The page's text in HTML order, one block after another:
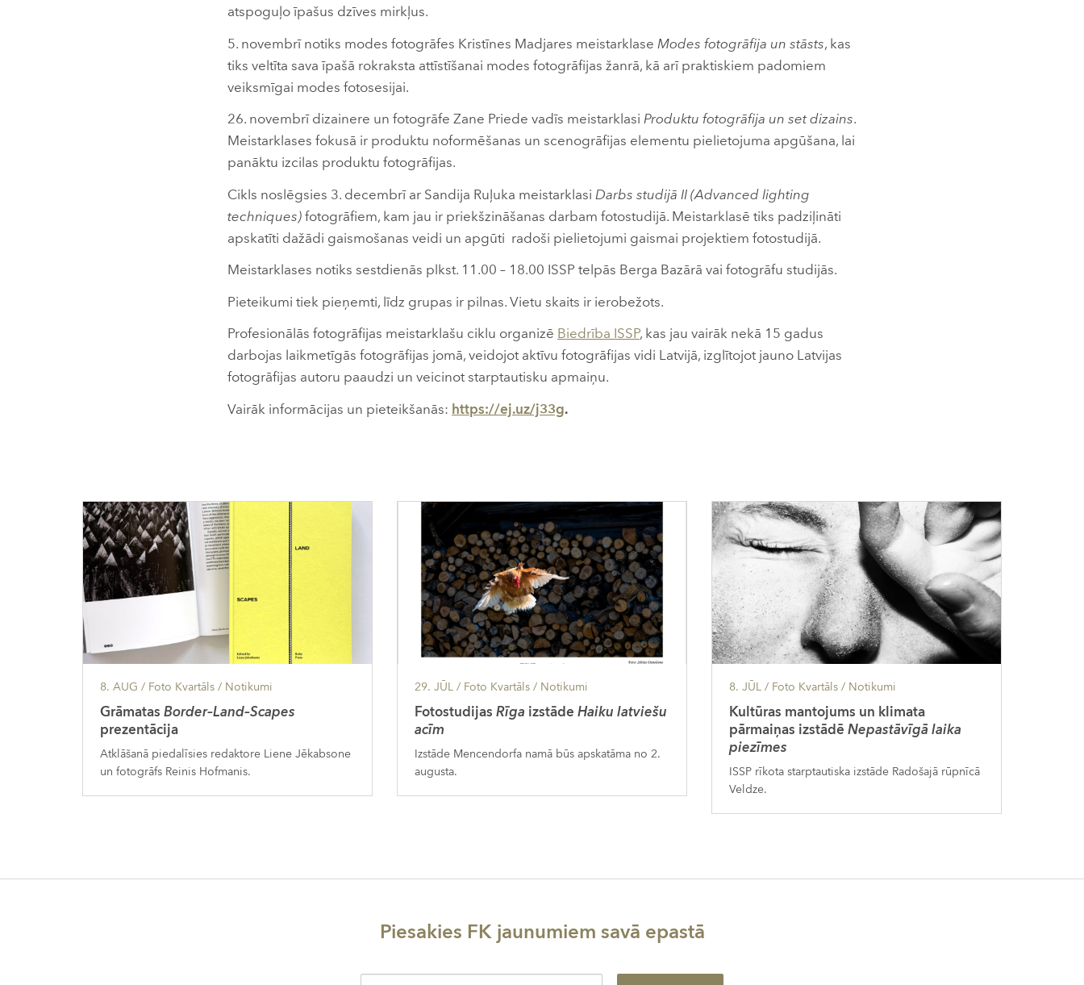
atspoguļo īpašus dzīves mirkļus.
​5. novembrī notiks modes fotogrāfes Kristīnes Madjares meistarklase Modes fotogrāfija un stāsts, kas
tiks veltīta sava īpašā rokraksta attīstīšanai modes fotogrāfijas žanrā, kā arī praktiskiem padomiem
veiksmīgai modes fotosesijai.
26. novembrī dizainere un fotogrāfe Zane Priede vadīs meistarklasi Produktu fotogrāfija un set dizains.
Meistarklases fokusā ir produktu noformēšanas un scenogrāfijas elementu pielietojuma apgūšana, lai
panāktu izcilas produktu fotogrāfijas.
Cikls noslēgsies 3. decembrī ar Sandija Ruļuka meistarklasi Darbs studijā II (Advanced lighting
techniques)fotogrāfiem, kam jau ir priekšzināšanas darbam fotostudijā. Meistarklasē tiks padziļināti
apskatīti dažādi gaismošanas veidi un apgūti radoši pielietojumi gaismai projektiem fotostudijā.
Meistarklases notiks sestdienās plkst. 11.00 – 18.00 ISSP telpās Berga Bazārā vai fotogrāfu studijās.
Pieteikumi tiek pieņemti, līdz grupas ir pilnas. Vietu skaits ir ierobežots.
Profesionālās fotogrāfijas meistarklašu ciklu organizē Biedrība ISSP, kas jau vairāk nekā 15 gadus
darbojas laikmetīgās fotogrāfijas jomā, veidojot aktīvu fotogrāfijas vidi Latvijā, izglītojot jauno Latvijas
fotogrāfijas autoru paaudzi un veicinot starptautisku apmaiņu.
Vairāk informācijas un pieteikšanās: https://ej.uz/j33g.
8. AUG / Foto Kvartāls / Notikumi
Grāmatas Border–Land–Scapes
prezentācija
Atklāšanā piedalīsies redaktore Liene Jēkabsone
un fotogrāfs Reinis Hofmanis.
29. JŪL/ Foto Kvartāls / Notikumi
Fotostudijas Rīga izstāde Haiku latviešu
acīm
Izstāde Mencendorfa namā būs apskatāma no 2.
augusta.
8. JŪL/ Foto Kvartāls / Notikumi
Kultūras mantojums un klimata
pārmaiņas izstādē Nepastāvīgā laika
piezīmes
ISSP rīkota starptautiska izstāde Radošajā rūpnīcā
Veldze.
Piesakies FK jaunumiem savā epastā